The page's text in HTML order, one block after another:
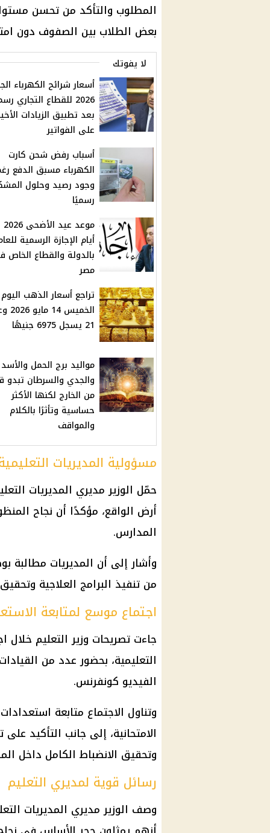
المطلوب والتأكد من تحسن
بعض الطلاب بين الصفوف دون
لا يفوتك
أسعار شرائح الكهرباء
2026 للقطاع التجاري
بعد تطبيق الزيادات
على الفواتير
أسباب رفض شحن كارت
الكهرباء مسبق الدفع
وجود رصيد وحلول
رسميًا
أيام الإجازة الرسمية
بالدولة والقطاع الخاص
مصر
تراجع أسعار الذهب اليوم
21 يسجل 6975 جنيهًا
مواليد برج الحمل والأسد
والجدي والسرطان تبدو
من الخارج لكنها الأكثر
حساسية وتأثرًا بالكلام
والمواقف
مسؤولية المديريات
حمّل الوزير مديري المديريات
أرض الواقع، مؤكدًا أن نجاح
المدارس.
وأشار إلى أن المديريات مطالبة
من تنفيذ البرامج العلاجية
اجتماع موسع لمتابعة
جاءت تصريحات وزير التعليم خلال
التعليمية، بحضور عدد من
الفيديو كونفرنس.
وتناول الاجتماع متابعة
الامتحانية، إلى جانب التأكيد
وتحقيق الانضباط الكامل داخل
رسائل قوية لمديري التعليم
وصف الوزير مديري المديريات